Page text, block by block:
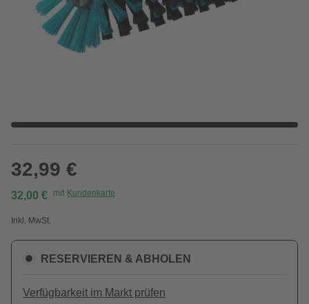
32,99 €
32,00 € mit Kundenkarte
Inkl. MwSt.
RESERVIEREN & ABHOLEN
Verfügbarkeit im Markt prüfen